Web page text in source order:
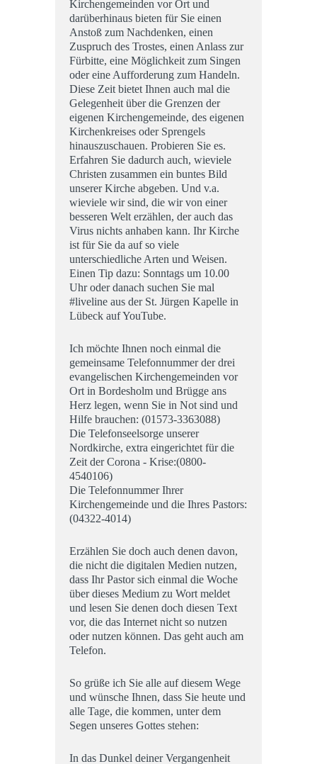
Kirchengemeinden vor Ort und
darüberhinaus bieten für Sie einen
Anstoß zum Nachdenken, einen
Zuspruch des Trostes, einen Anlass zur
Fürbitte, eine Möglichkeit zum Singen
oder eine Aufforderung zum Handeln.
Diese Zeit bietet Ihnen auch mal die
Gelegenheit über die Grenzen der
eigenen Kirchengemeinde, des eigenen
Kirchenkreises oder Sprengels
hinauszuschauen. Probieren Sie es.
Erfahren Sie dadurch auch, wieviele
Christen zusammen ein buntes Bild
unserer Kirche abgeben. Und v.a.
wieviele wir sind, die wir von einer
besseren Welt erzählen, der auch das
Virus nichts anhaben kann. Ihr Kirche
ist für Sie da auf so viele
unterschiedliche Arten und Weisen.
Einen Tip dazu: Sonntags um 10.00
Uhr oder danach suchen Sie mal
#liveline aus der St. Jürgen Kapelle in
Lübeck auf YouTube.
Ich möchte Ihnen noch einmal die
gemeinsame Telefonnummer der drei
evangelischen Kirchengemeinden vor
Ort in Bordesholm und Brügge ans
Herz legen, wenn Sie in Not sind und
Hilfe brauchen: (01573-3363088)
Die Telefonseelsorge unserer
Nordkirche, extra eingerichtet für die
Zeit der Corona - Krise:(0800-
4540106)
Die Telefonnummer Ihrer
Kirchengemeinde und die Ihres Pastors:
(04322-4014)
Erzählen Sie doch auch denen davon,
die nicht die digitalen Medien nutzen,
dass Ihr Pastor sich einmal die Woche
über dieses Medium zu Wort meldet
und lesen Sie denen doch diesen Text
vor, die das Internet nicht so nutzen
oder nutzen können. Das geht auch am
Telefon.
So grüße ich Sie alle auf diesem Wege
und wünsche Ihnen, dass Sie heute und
alle Tage, die kommen, unter dem
Segen unseres Gottes stehen:
In das Dunkel deiner Vergangenheit